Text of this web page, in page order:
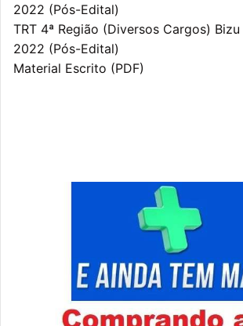
2022 (Pós-Edital)
TRT 4ª Região (Diversos Cargos)
2022 (Pós-Edital)
Material Escrito (PDF)